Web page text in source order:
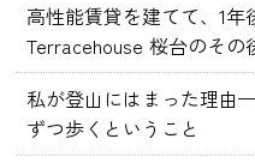
高性能賃貸を建てて、1年
Terracehouse 桜台のその
私が登山にはまった理
ずつ歩くということ